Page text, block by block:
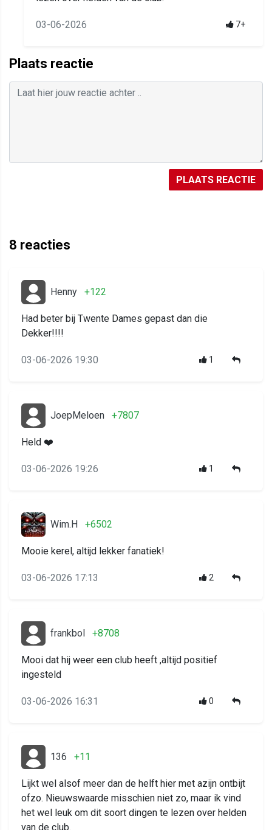
03-06-2026 7+
Plaats reactie
PLAATS REACTIE
8 reacties
Henny +122
Had beter bij Twente Dames gepast dan die
Dekker!!!!
03-06-2026 19:30 1
JoepMeloen +7807
Held ❤️
03-06-2026 19:26 1
Wim.H +6502
Mooie kerel, altijd lekker fanatiek!
03-06-2026 17:13 2
frankbol +8708
Mooi dat hij weer een club heeft ,altijd positief
ingesteld
03-06-2026 16:31 0
136 +11
Lijkt wel alsof meer dan de helft hier met azijn ontbijt
ofzo. Nieuwswaarde misschien niet zo, maar ik vind
het wel leuk om dit soort dingen te lezen over helden
van de club.